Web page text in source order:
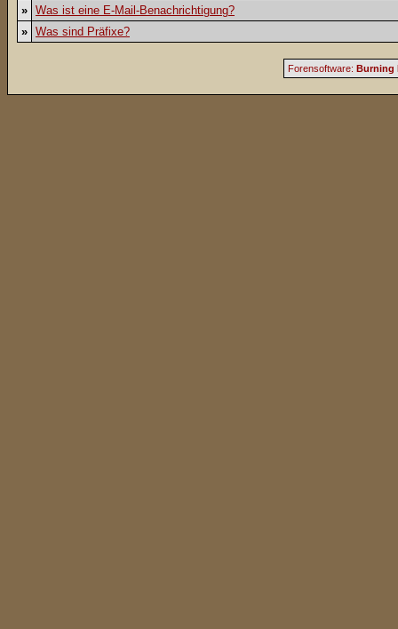
» Was ist eine E-Mail-Benachrichtigung?
» Was sind Präfixe?
Forensoftware: Burning